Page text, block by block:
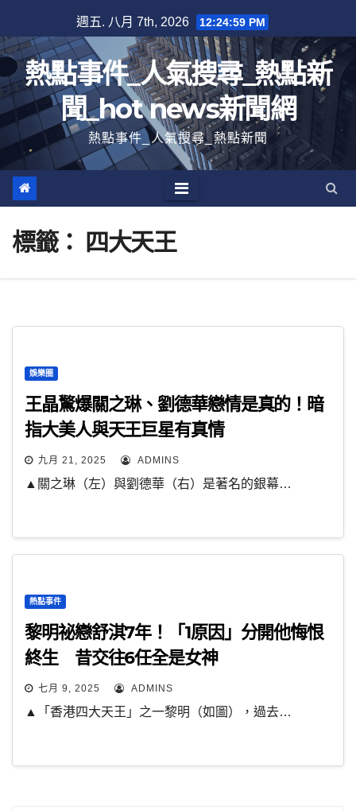
至
內
容
週五. 八月 7th, 2026 12:25:00 PM
熱點事件_人氣搜尋_熱點新
聞_hot news新聞網
熱點事件_人氣搜尋_熱點新聞
標籤： 四大天王
娛樂圈
王晶驚爆關之琳、劉德華戀情是真的！暗
指大美人與天王巨星有真情
九月 21, 2025 ADMINS
▲關之琳（左）與劉德華（右）是著名的銀幕…
熱點事件
黎明祕戀舒淇7年！「1原因」分開他悔恨
終生 昔交往6任全是女神
七月 9, 2025 ADMINS
▲「香港四大天王」之一黎明（如圖），過去…